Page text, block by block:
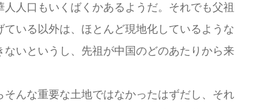
人口もいくばくかあるようだ。それでも父祖
いる以外は、ほとんど現地化しているような
いというし、先祖が中国のどのあたりから来
んな重要な土地ではなかったはずだし、それ